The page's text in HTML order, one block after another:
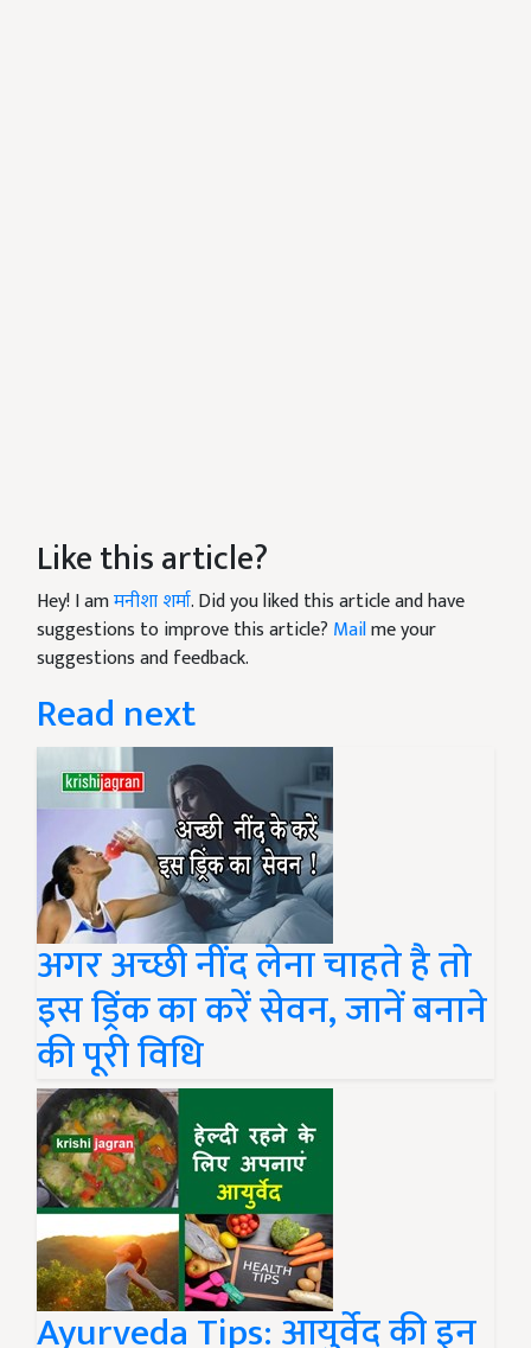
Like this article?
Hey! I amमनीशा शर्मा. Did you liked this article and have
suggestions to improve this article? Mailme your
suggestions and feedback.
Read next
अगर अच्छी नींद लेना चाहते है तो
इस ड्रिंक का करें सेवन, जानें बनाने
की पूरी विधि
Ayurveda Tips: आयुर्वेद की इन